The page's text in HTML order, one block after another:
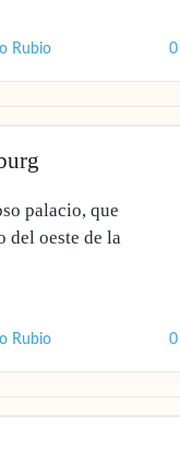
Rubio 0
palacio, que
del oeste de la
Rubio 0